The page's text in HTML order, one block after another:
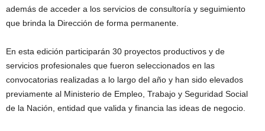
además de acceder a los servicios de consultoría y seguimiento
que brinda la Dirección de forma permanente.
En esta edición participarán 30 proyectos productivos y de
servicios profesionales que fueron seleccionados en las
convocatorias realizadas a lo largo del año y han sido elevados
previamente al Ministerio de Empleo, Trabajo y Seguridad Social
de la Nación, entidad que valida y financia las ideas de negocio.